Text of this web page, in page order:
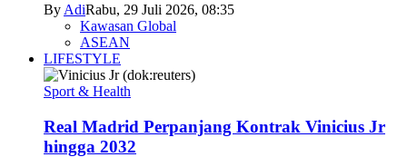
By AdiRabu, 29 Juli 2026, 08:35
Kawasan Global
ASEAN
LIFESTYLE
Sport & Health
Real Madrid Perpanjang Kontrak Vinicius Jr
hingga 2032